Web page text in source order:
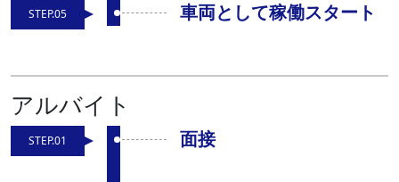
STEP.05 車両として稼働スタート
アルバイト
STEP.01 面接